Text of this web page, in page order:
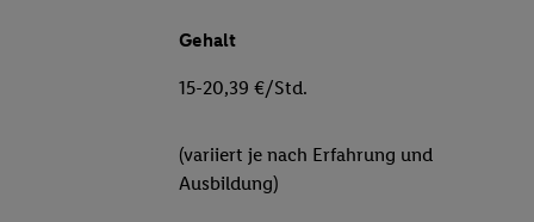
Gehalt
15-20,39 €/Std.
(variiert je nach Erfahrung und
Ausbildung)